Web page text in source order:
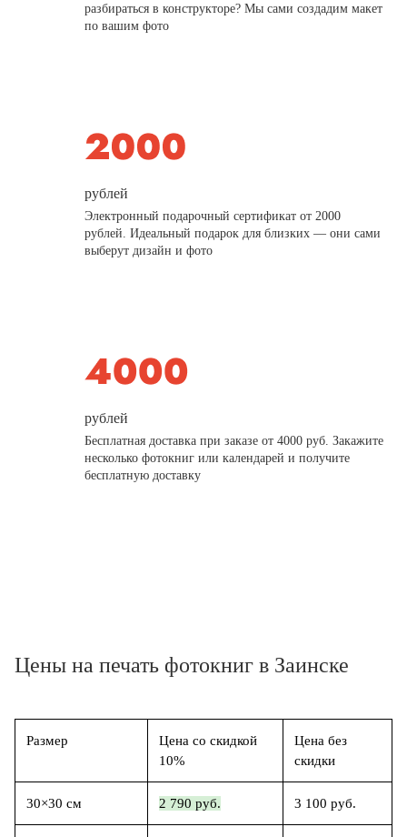
разбираться в конструкторе? Мы сами создадим макет
по вашим фото
рублей
Электронный подарочный сертификат от 2000
рублей. Идеальный подарок для близких — они сами
выберут дизайн и фото
рублей
Бесплатная доставка при заказе от 4000 руб. Закажите
несколько фотокниг или календарей и получите
бесплатную доставку
Цены на печать фотокниг в Заинске
Размер
Цена со скидкой
10%
Цена без
скидки
30×30 см 2 790 руб. 3 100 руб.